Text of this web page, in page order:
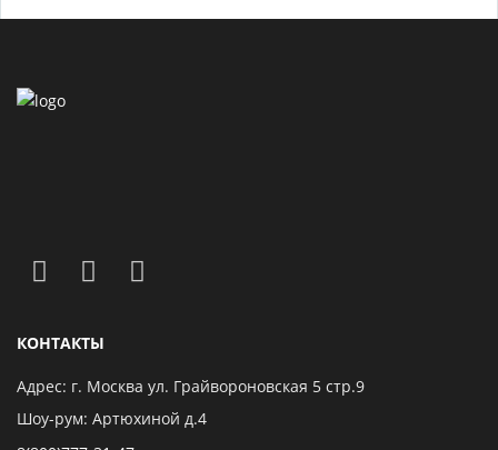
КОНТАКТЫ
Адрес: г. Москва ул. Грайвороновская 5 стр.9
Шоу-рум: Артюхиной д.4